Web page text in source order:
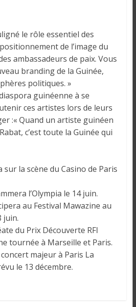
le rôle essentiel des
de l’image du
ambassadeurs de paix. Vous
branding de la Guinée,
politiques. »
guinéenne à se
ces artistes lors de leurs
:« Quand un artiste guinéen
c’est toute la Guinée qui
sur la scène du Casino de Paris
l’Olympia le 14 juin.
au Festival Mawazine au
juin.
du Prix Découverte RFI
tournée à Marseille et Paris.
majeur à Paris La
le 13 décembre.